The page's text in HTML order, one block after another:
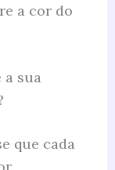
a cor do
a sua
que cada